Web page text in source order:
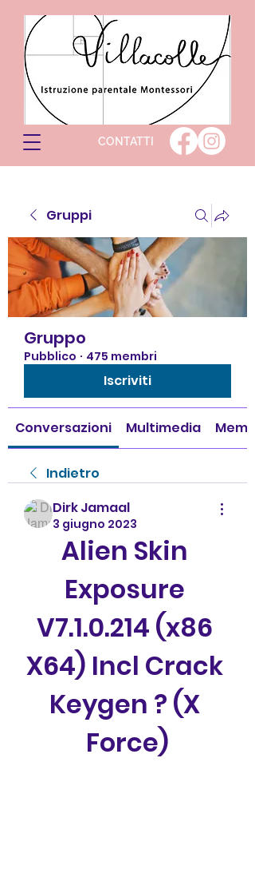
CONTATTI
Gruppi
Gruppo
Pubblico · 475 membri
Iscriviti
Conversazioni Multimedia
Indietro
Dirk Jamaal
3 giugno 2023
Alien Skin
Exposure
V7.1.0.214 (x86
X64) Incl Crack
Keygen ? (X
Force)